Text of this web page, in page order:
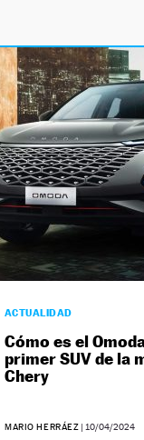
ACTUALIDAD
Cómo es el
primer SUV de la
Chery
MARIO HERRÁEZ | 10/04/2024